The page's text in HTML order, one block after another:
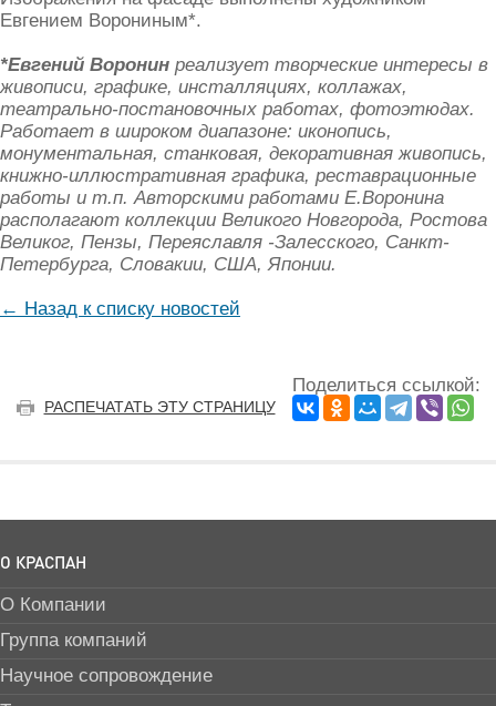
Евгением Ворониным*.
*Евгений Воронин реализует творческие интересы в
живописи, графике, инсталляциях, коллажах,
театрально-постановочных работах, фотоэтюдах.
Работает в широком диапазоне: иконопись,
монументальная, станковая, декоративная живопись,
книжно-иллюстративная графика, реставрационные
работы и т.п. Авторскими работами Е.Воронина
располагают коллекции Великого Новгорода, Ростова
Великог, Пензы, Переяславля -Залесского, Санкт-
Петербурга, Словакии, США, Японии.
← Назад к списку новостей
РАСПЕЧАТАТЬ ЭТУ СТРАНИЦУ
Поделиться ссылкой:
О КРАСПАН
О Компании
Группа компаний
Научное сопровождение